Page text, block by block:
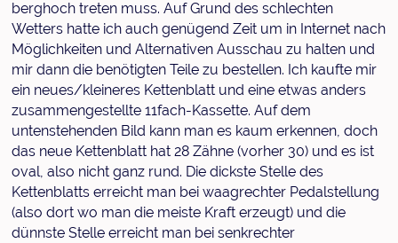
berghoch treten muss. Auf Grund des schlechten
Wetters hatte ich auch genügend Zeit um in Internet nach
Möglichkeiten und Alternativen Ausschau zu halten und
mir dann die benötigten Teile zu bestellen. Ich kaufte mir
ein neues/kleineres Kettenblatt und eine etwas anders
zusammengestellte 11fach-Kassette. Auf dem
untenstehenden Bild kann man es kaum erkennen, doch
das neue Kettenblatt hat 28 Zähne (vorher 30) und es ist
oval, also nicht ganz rund. Die dickste Stelle des
Kettenblatts erreicht man bei waagrechter Pedalstellung
(also dort wo man die meiste Kraft erzeugt) und die
dünnste Stelle erreicht man bei senkrechter